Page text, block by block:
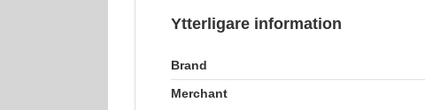
Ytterligare information
Brand
Merchant